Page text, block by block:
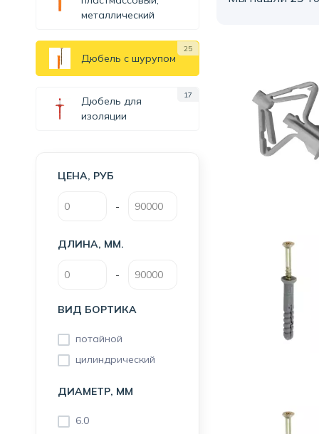
металлический
Дюбель с шурупом
25
Дюбель для
изоляции
17
ЦЕНА, РУБ
-
ДЛИНА, ММ.
-
ВИД БОРТИКА
потайной
цилиндрический
ДИАМЕТР, ММ
6.0